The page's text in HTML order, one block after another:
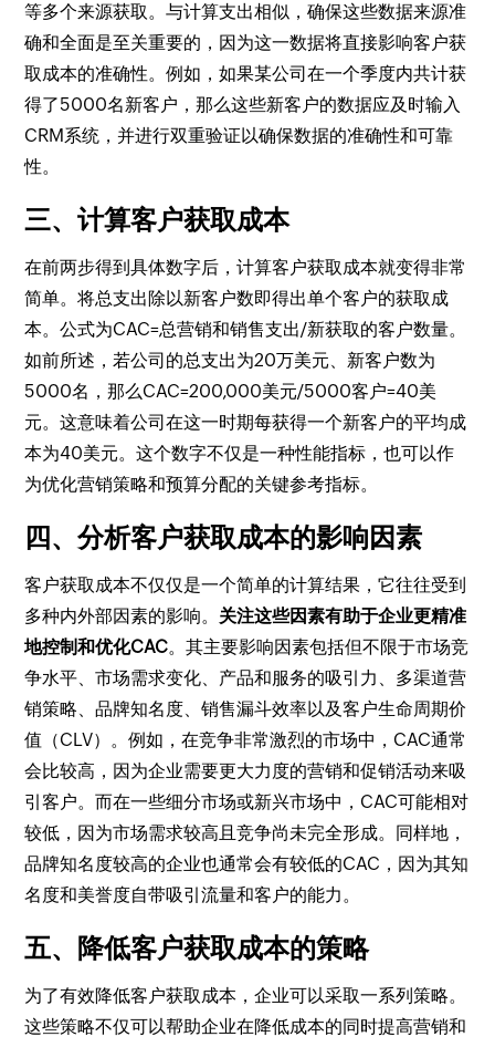
等多个来源获取。与计算支出相似，确保这些数据来源准
确和全面是至关重要的，因为这一数据将直接影响客户获
取成本的准确性。例如，如果某公司在一个季度内共计获
得了5000名新客户，那么这些新客户的数据应及时输入
CRM系统，并进行双重验证以确保数据的准确性和可靠
性。
三、计算客户获取成本
在前两步得到具体数字后，计算客户获取成本就变得非常
简单。将总支出除以新客户数即得出单个客户的获取成
本。公式为CAC=总营销和销售支出/新获取的客户数量。
如前所述，若公司的总支出为20万美元、新客户数为
5000名，那么CAC=200,000美元/5000客户=40美
元。这意味着公司在这一时期每获得一个新客户的平均成
本为40美元。这个数字不仅是一种性能指标，也可以作
为优化营销策略和预算分配的关键参考指标。
四、分析客户获取成本的影响因素
客户获取成本不仅仅是一个简单的计算结果，它往往受到
多种内外部因素的影响。 关注这些因素有助于企业更精准
地控制和优化CAC。其主要影响因素包括但不限于市场竞
争水平、市场需求变化、产品和服务的吸引力、多渠道营
销策略、品牌知名度、销售漏斗效率以及客户生命周期价
值（CLV）。例如，在竞争非常激烈的市场中，CAC通常
会比较高，因为企业需要更大力度的营销和促销活动来吸
引客户。而在一些细分市场或新兴市场中，CAC可能相对
较低，因为市场需求较高且竞争尚未完全形成。同样地，
品牌知名度较高的企业也通常会有较低的CAC，因为其知
名度和美誉度自带吸引流量和客户的能力。
五、降低客户获取成本的策略
为了有效降低客户获取成本，企业可以采取一系列策略。
这些策略不仅可以帮助企业在降低成本的同时提高营销和